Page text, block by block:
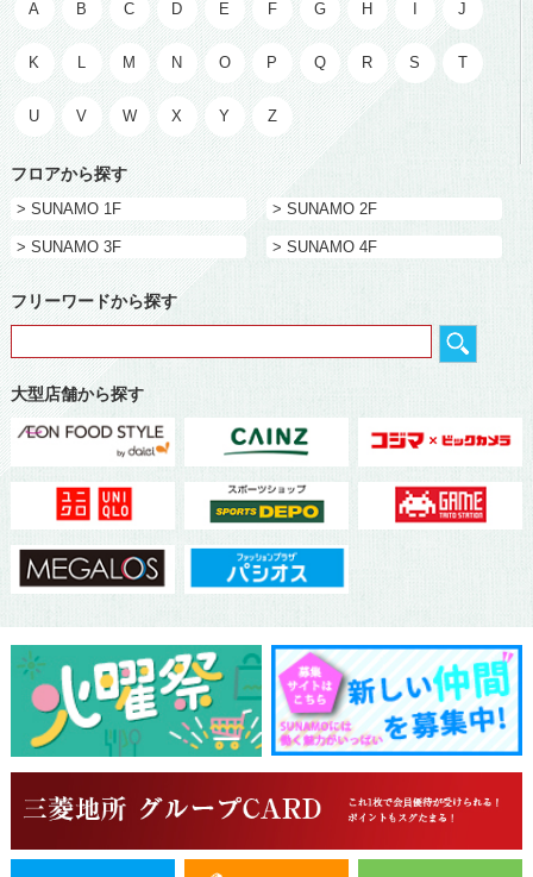
A B C D E F G H J
K L M N O P Q R S T
U V W X Y Z
フロアから探す
> SUNAMO 1F > SUNAMO 2F
> SUNAMO 3F > SUNAMO 4F
フリーワードから探す
大型店舗から探す